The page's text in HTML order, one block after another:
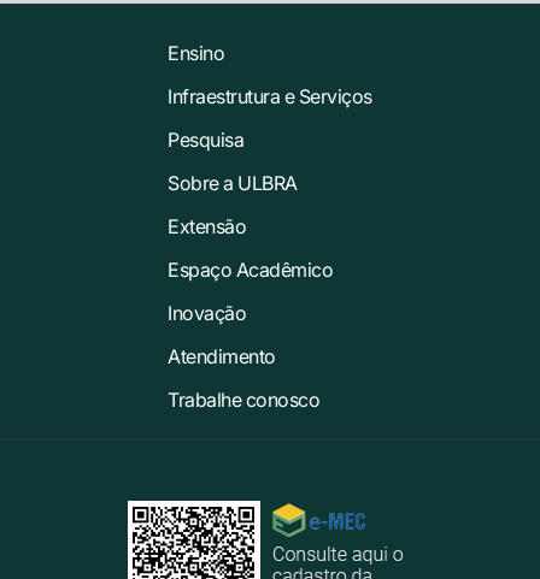
Ensino
Infraestrutura e Serviços
Pesquisa
Sobre a ULBRA
Extensão
Espaço Acadêmico
Inovação
Atendimento
Trabalhe conosco